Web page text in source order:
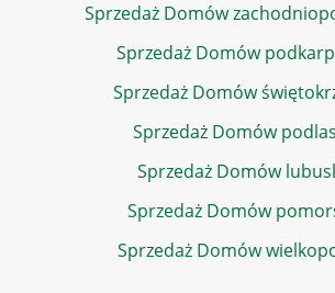
Sprzedaż Domów
Sprzedaż Domów
Sprzedaż Domów
Sprzedaż Domów
Sprzedaż Domów
Sprzedaż Domów
Sprzedaż Domów